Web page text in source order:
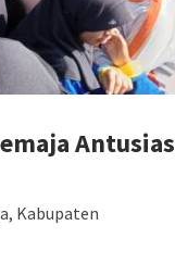
Antusias
Kabupaten